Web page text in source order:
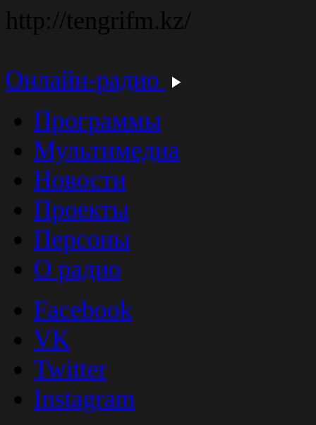
http://tengrifm.kz/
Онлайн-радио
Программы
Мультимедиа
Новости
Проекты
Персоны
О радио
Facebook
VK
Twitter
Instagram